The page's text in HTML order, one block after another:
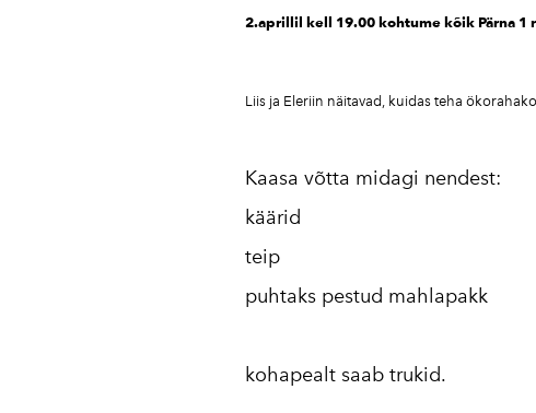
2.aprillil kell 19.00 kohtume kõik Pärna 1
Liis ja Eleriin näitavad, kuidas teha
Kaasa võtta midagi nendest:
käärid
teip
puhtaks pestud mahlapakk
kohapealt saab trukid.